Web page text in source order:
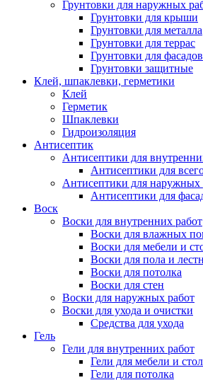
Грунтовки для наружных
Грунтовки для крыши
Грунтовки для металла
Грунтовки для террас
Грунтовки для фасадов
Грунтовки защитные
Клей, шпаклевки, герметики
Клей
Герметик
Шпаклевки
Гидроизоляция
Антисептик
Антисептики для
Антисептики для
Антисептики для наружных
Антисептики для
Воск
Воски для внутренних работ
Воски для влажных
Воски для мебели и
Воски для пола и
Воски для потолка
Воски для стен
Воски для наружных работ
Воски для ухода и очистки
Средства для ухода
Гель
Гели для внутренних работ
Гели для мебели и
Гели для потолка